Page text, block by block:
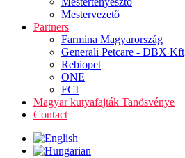
Mestervezető
Partners
Farmina Magyarország
Generali Petcare - DBX Kft
Rebiopet
ONE
FCI
Magyar kutyafajták Tanösvénye
Contact